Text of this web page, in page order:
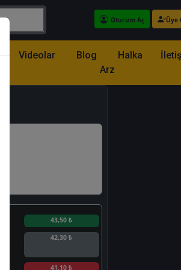
Oturum Aç Üye
Videolar Blog
Halka
Arz
43,50 ₺
42,30 ₺
41,10 ₺